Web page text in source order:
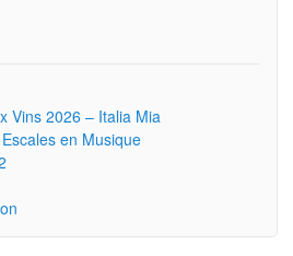
Vins 2026 – Italia Mia
en Musique